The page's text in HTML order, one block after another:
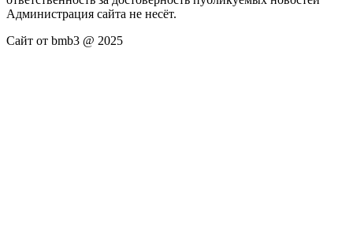
Администрация сайта не несёт.
Сайт от bmb3 @ 2025